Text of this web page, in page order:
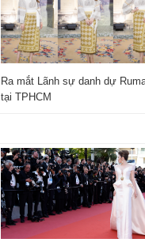
Ra mắt Lãnh sự danh dự
tại TPHCM